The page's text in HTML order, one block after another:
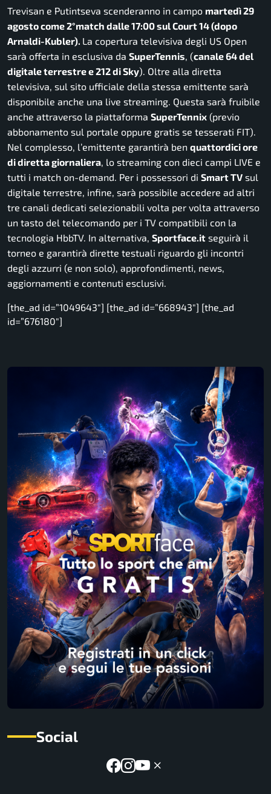
Trevisan e Putintseva scenderanno in campo martedì 29
agosto come 2°match dalle 17:00 sul Court 14 (dopo
Arnaldi-Kubler). La copertura televisiva degli US Open
sarà offerta in esclusiva da SuperTennis, (canale 64 del
digitale terrestre e 212 di Sky). Oltre alla diretta
televisiva, sul sito ufficiale della stessa emittente sarà
disponibile anche una live streaming. Questa sarà fruibile
anche attraverso la piattaforma SuperTennix (previo
abbonamento sul portale oppure gratis se tesserati FIT).
Nel complesso, l’emittente garantirà ben quattordici ore
di diretta giornaliera, lo streaming con dieci campi LIVE e
tutti i match on-demand. Per i possessori di Smart TV sul
digitale terrestre, infine, sarà possibile accedere ad altri
tre canali dedicati selezionabili volta per volta attraverso
un tasto del telecomando per i TV compatibili con la
tecnologia HbbTV. In alternativa, Sportface.it seguirà il
torneo e garantirà dirette testuali riguardo gli incontri
degli azzurri (e non solo), approfondimenti, news,
aggiornamenti e contenuti esclusivi.
[the_ad id=”1049643″] [the_ad id=”668943″] [the_ad
id=”676180″]
Social